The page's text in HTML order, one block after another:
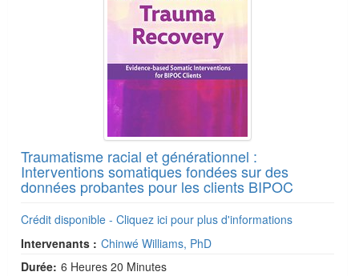
Traumatisme racial et générationnel :
Interventions somatiques fondées sur des
données probantes pour les clients BIPOC
Crédit disponible - Cliquez ici pour plus d'informations
Intervenants : Chinwé Williams, PhD
Durée: 6 Heures 20 Minutes